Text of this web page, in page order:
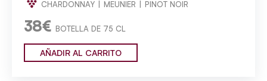
CHARDONNAY
MEUNIER PINOT NOIR
38€ BOTELLA DE 75 CL
AÑADIR AL CARRITO